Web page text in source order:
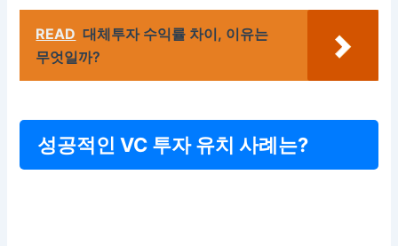
READ 대체투자 수익률 차이, 이유는
무엇일까?
성공적인 VC 투자 유치 사례는?